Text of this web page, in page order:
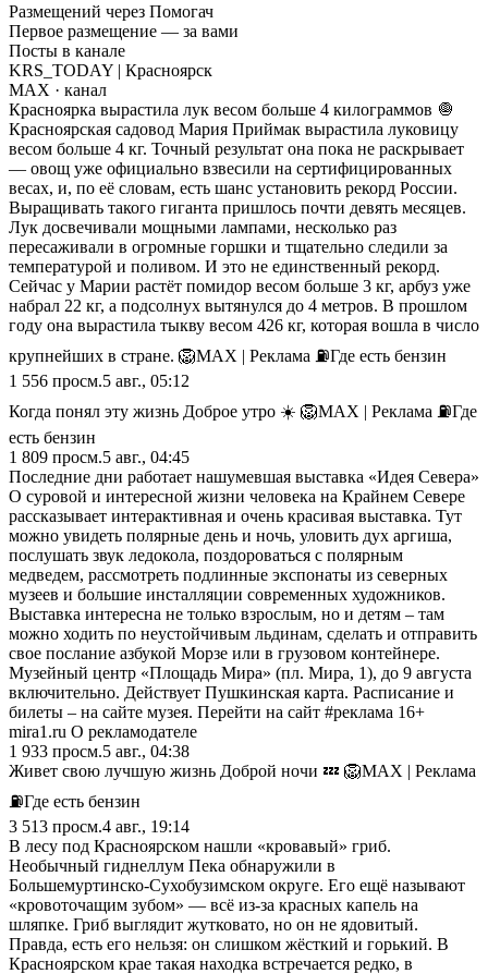
Размещений через Помогач
Первое размещение — за вами
Посты в канале
KRS_TODAY | Красноярск
MAX · канал
Красноярка вырастила лук весом больше 4 килограммов 🧅
Красноярская садовод Мария Приймак вырастила луковицу
весом больше 4 кг. Точный результат она пока не раскрывает
— овощ уже официально взвесили на сертифицированных
весах, и, по её словам, есть шанс установить рекорд России.
Выращивать такого гиганта пришлось почти девять месяцев.
Лук досвечивали мощными лампами, несколько раз
пересаживали в огромные горшки и тщательно следили за
температурой и поливом. И это не единственный рекорд.
Сейчас у Марии растёт помидор весом больше 3 кг, арбуз уже
набрал 22 кг, а подсолнух вытянулся до 4 метров. В прошлом
году она вырастила тыкву весом 426 кг, которая вошла в число
крупнейших в стране. 🦁MAX | Реклама ⛽️Где есть бензин
1 556 просм.5 авг., 05:12
Когда понял эту жизнь Доброе утро ☀️ 🦁MAX | Реклама ⛽️Где
есть бензин
1 809 просм.5 авг., 04:45
Последние дни работает нашумевшая выставка «Идея Севера»
О суровой и интересной жизни человека на Крайнем Севере
рассказывает интерактивная и очень красивая выставка. Тут
можно увидеть полярные день и ночь, уловить дух аргиша,
послушать звук ледокола, поздороваться с полярным
медведем, рассмотреть подлинные экспонаты из северных
музеев и большие инсталляции современных художников.
Выставка интересна не только взрослым, но и детям – там
можно ходить по неустойчивым льдинам, сделать и отправить
свое послание азбукой Морзе или в грузовом контейнере.
Музейный центр «Площадь Мира» (пл. Мира, 1), до 9 августа
включительно. Действует Пушкинская карта. Расписание и
билеты – на сайте музея. Перейти на сайт #реклама 16+
mira1.ru О рекламодателе
1 933 просм.5 авг., 04:38
Живет свою лучшую жизнь Доброй ночи 💤 🦁MAX | Реклама
⛽️Где есть бензин
3 513 просм.4 авг., 19:14
В лесу под Красноярском нашли «кровавый» гриб.
Необычный гиднеллум Пека обнаружили в
Большемуртинско-Сухобузимском округе. Его ещё называют
«кровоточащим зубом» — всё из-за красных капель на
шляпке. Гриб выглядит жутковато, но он не ядовитый.
Правда, есть его нельзя: он слишком жёсткий и горький. В
Красноярском крае такая находка встречается редко, в